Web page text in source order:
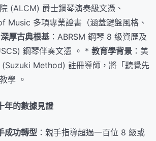
(ALCM) 爵士鋼琴演奏級文憑、
Music 多項專業證書（涵蓋鍵盤風格、
深厚古典根基：ABRSM 鋼琴 8 級資歷及
鋼琴伴奏文憑 。 * 教育學背景 ：美
(Suzuki Method) 註冊導師，將「聽覺先
學 。
年的數據見證
成功轉型 ：親手指導超過一百位 8 級或